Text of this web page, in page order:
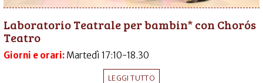
Laboratorio Teatrale per bambin* con Chorós
Teatro
Giorni e orari: Martedì 17:10-18.30
LEGGI TUTTO